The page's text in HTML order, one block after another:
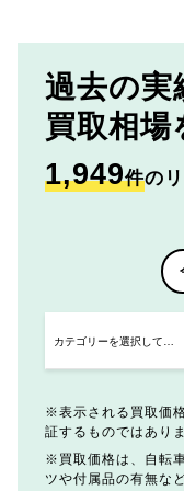
過去の実
買取相場
1,949件の
表示される買取価
証するものではあり
買取価格は、自転
ツや付属品の有無な